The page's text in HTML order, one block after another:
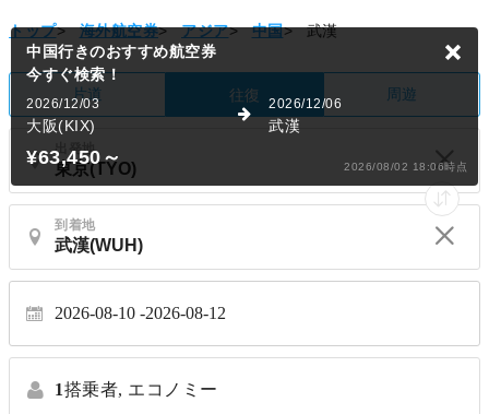
トップ> 海外航空券> アジア> 中国> 武漢
片道 往復 周遊
出発地
到着地
2026-08-10 2026-08-12
1搭乗者, エコノミー
中国行きのおすすめ航空券
今すぐ検索！
2026/12/03
大阪(KIX)
2026/12/06
武漢
¥63,450～ 2026/08/02 18:06時点